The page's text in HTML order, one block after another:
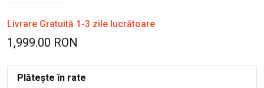
Livrare Gratuită 1-3 zile lucrătoare
1,999.00 RON
Plătește în rate